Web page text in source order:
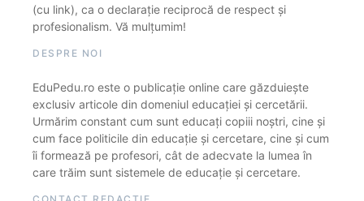
(cu link), ca o declarație reciprocă de respect și
profesionalism. Vă mulțumim!
DESPRE NOI
EduPedu.ro este o publicație online care găzduiește
exclusiv articole din domeniul educației și cercetării.
Urmărim constant cum sunt educați copiii noștri, cine și
cum face politicile din educație și cercetare, cine și cum
îi formează pe profesori, cât de adecvate la lumea în
care trăim sunt sistemele de educație și cercetare.